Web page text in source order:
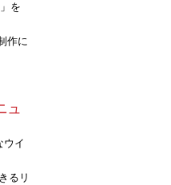
を
作に
ュ
ウイ
るリ